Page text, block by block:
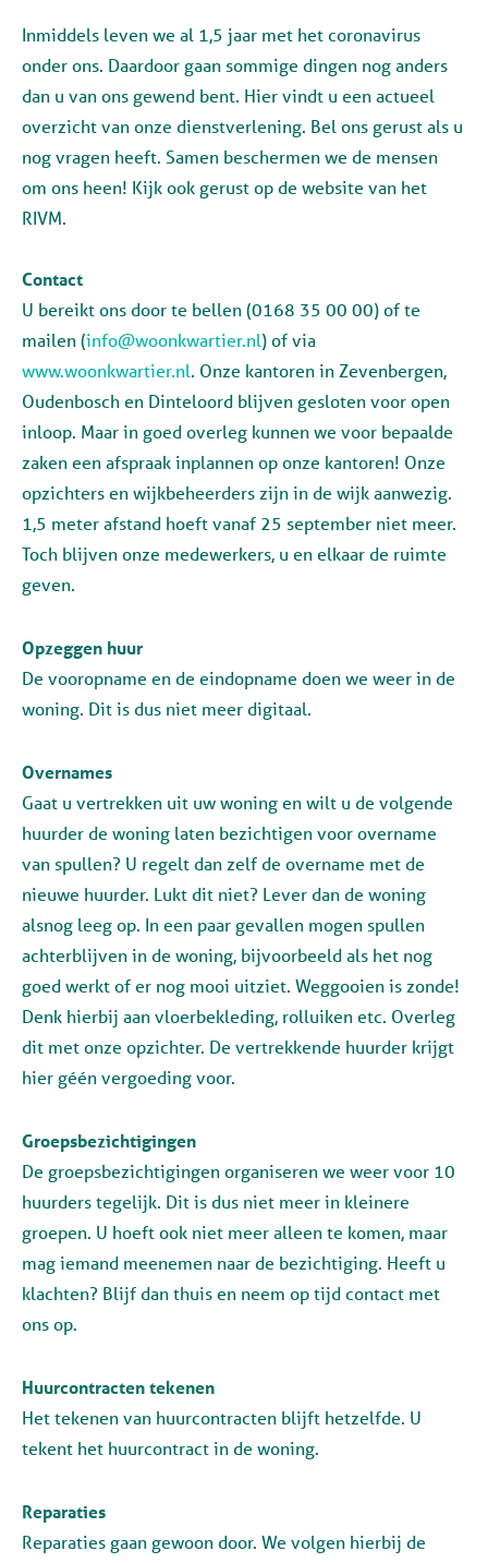
Inmiddels leven we al 1,5 jaar met het coronavirus
onder ons. Daardoor gaan sommige dingen nog anders
dan u van ons gewend bent. Hier vindt u een actueel
overzicht van onze dienstverlening. Bel ons gerust als u
nog vragen heeft. Samen beschermen we de mensen
om ons heen! Kijk ook gerust op de website van het
RIVM.
Contact
U bereikt ons door te bellen (0168 35 00 00) of te
mailen (info@woonkwartier.nl) of via
www.woonkwartier.nl. Onze kantoren in Zevenbergen,
Oudenbosch en Dinteloord blijven gesloten voor open
inloop. Maar in goed overleg kunnen we voor bepaalde
zaken een afspraak inplannen op onze kantoren! Onze
opzichters en wijkbeheerders zijn in de wijk aanwezig.
1,5 meter afstand hoeft vanaf 25 september niet meer.
Toch blijven onze medewerkers, u en elkaar de ruimte
geven.
Opzeggen huur
De vooropname en de eindopname doen we weer in de
woning. Dit is dus niet meer digitaal.
Overnames
Gaat u vertrekken uit uw woning en wilt u de volgende
huurder de woning laten bezichtigen voor overname
van spullen? U regelt dan zelf de overname met de
nieuwe huurder. Lukt dit niet? Lever dan de woning
alsnog leeg op. In een paar gevallen mogen spullen
achterblijven in de woning, bijvoorbeeld als het nog
goed werkt of er nog mooi uitziet. Weggooien is zonde!
Denk hierbij aan vloerbekleding, rolluiken etc. Overleg
dit met onze opzichter. De vertrekkende huurder krijgt
hier géén vergoeding voor.
Groepsbezichtigingen
De groepsbezichtigingen organiseren we weer voor 10
huurders tegelijk. Dit is dus niet meer in kleinere
groepen. U hoeft ook niet meer alleen te komen, maar
mag iemand meenemen naar de bezichtiging. Heeft u
klachten? Blijf dan thuis en neem op tijd contact met
ons op.
Huurcontracten tekenen
Het tekenen van huurcontracten blijft hetzelfde. U
tekent het huurcontract in de woning.
Reparaties
Reparaties gaan gewoon door. We volgen hierbij de